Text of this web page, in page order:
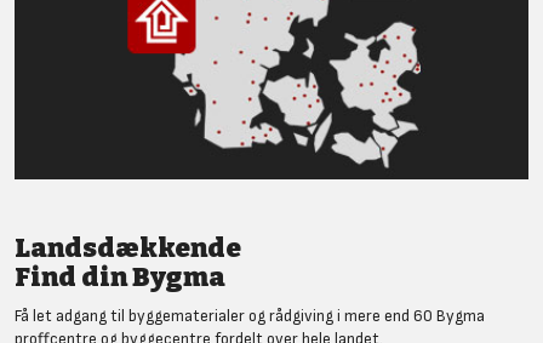
Landsdækkende
Find din Bygma
Få let adgang til byggematerialer og rådgiving i mere end 60 Bygma
proffcentre og byggecentre fordelt over hele landet.